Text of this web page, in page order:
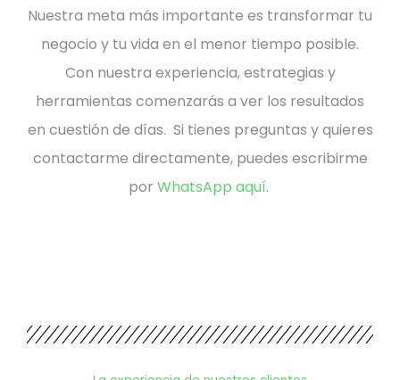
Nuestra meta más importante es transformar tu
negocio y tu vida en el menor tiempo posible.
Con nuestra experiencia, estrategias y
herramientas comenzarás a ver los resultados
en cuestión de días. Si tienes preguntas y quieres
contactarme directamente, puedes escribirme
por WhatsApp aquí.